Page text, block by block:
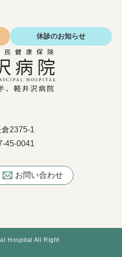
休診のお知らせ
2375-1
45-0041
お問い合わせ
Hospital All Right